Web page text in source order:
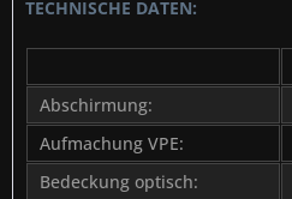
TECHNISCHE DATEN:
Abschirmung:
Aufmachung VPE:
Bedeckung optisch: